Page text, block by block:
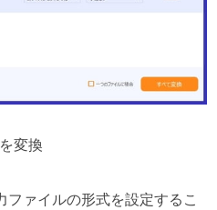
変換
ファイルの形式を設定するこ